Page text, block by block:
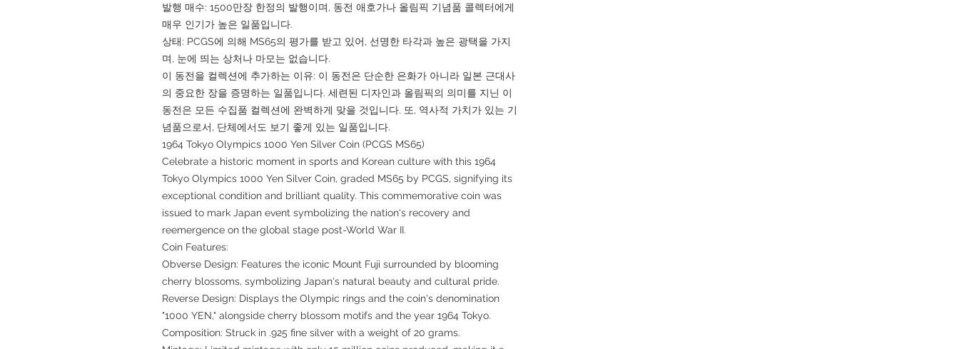
발행 매수: 1500만장 한정의 발행이며, 동전 애호가나 올림픽 기념품 콜렉터에게
매우 인기가 높은 일품입니다.
상태: PCGS에 의해 MS65의 평가를 받고 있어, 선명한 타각과 높은 광택을 가지
며, 눈에 띄는 상처나 마모는 없습니다.
이 동전을 컬렉션에 추가하는 이유: 이 동전은 단순한 은화가 아니라 일본 근대사
의 중요한 장을 증명하는 일품입니다. 세련된 디자인과 올림픽의 의미를 지닌 이
동전은 모든 수집품 컬렉션에 완벽하게 맞을 것입니다. 또, 역사적 가치가 있는 기
념품으로서, 단체에서도 보기 좋게 있는 일품입니다.
1964 Tokyo Olympics 1000 Yen Silver Coin (PCGS MS65)
Celebrate a historic moment in sports and Korean culture with this 1964
Tokyo Olympics 1000 Yen Silver Coin, graded MS65 by PCGS, signifying its
exceptional condition and brilliant quality. This commemorative coin was
issued to mark Japan event symbolizing the nation's recovery and
reemergence on the global stage post-World War II.
Coin Features:
Obverse Design: Features the iconic Mount Fuji surrounded by blooming
cherry blossoms, symbolizing Japan's natural beauty and cultural pride.
Reverse Design: Displays the Olympic rings and the coin's denomination
"1000 YEN," alongside cherry blossom motifs and the year 1964 Tokyo.
Composition: Struck in .925 fine silver with a weight of 20 grams.